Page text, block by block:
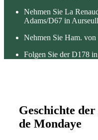
Nehmen Sie La
Adams/D67 in
Nehmen Sie Ham.
Folgen Sie der D178
Geschichte
de Mondaye